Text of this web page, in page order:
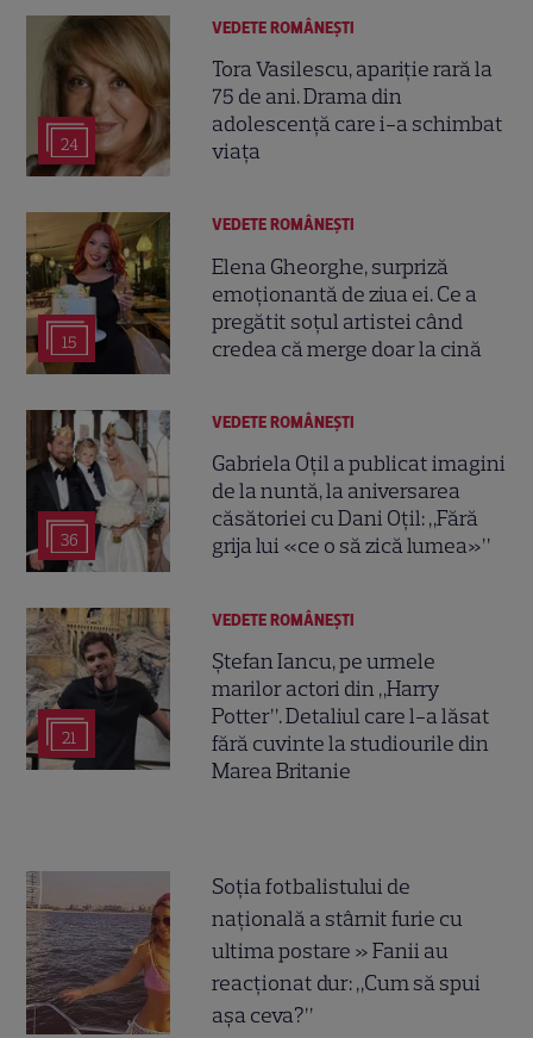
24
VEDETE ROMÂNEŞTI
Tora Vasilescu, apariție rară la
75 de ani. Drama din
adolescență care i-a schimbat
viața
15
VEDETE ROMÂNEŞTI
Elena Gheorghe, surpriză
emoționantă de ziua ei. Ce a
pregătit soțul artistei când
credea că merge doar la cină
36
VEDETE ROMÂNEŞTI
Gabriela Oțil a publicat imagini
de la nuntă, la aniversarea
căsătoriei cu Dani Oțil: „Fără
grija lui «ce o să zică lumea»”
21
VEDETE ROMÂNEŞTI
Ștefan Iancu, pe urmele
marilor actori din „Harry
Potter”. Detaliul care l-a lăsat
fără cuvinte la studiourile din
Marea Britanie
Soția fotbalistului de
națională a stârnit furie cu
ultima postare » Fanii au
reacționat dur: „Cum să spui
așa ceva?”